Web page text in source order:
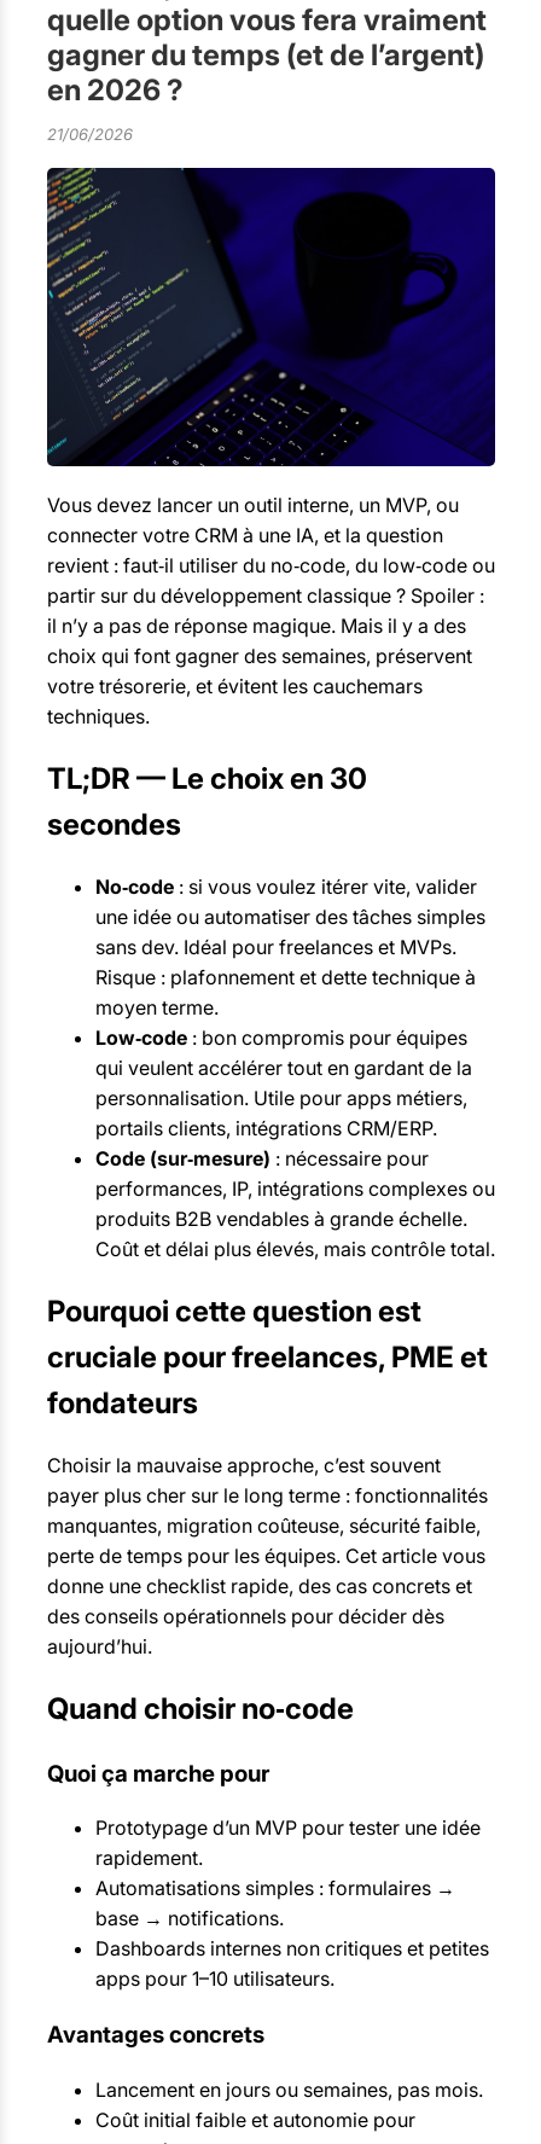
quelle option vous fera vraiment
gagner du temps (et de l’argent)
en 2026 ?
21/06/2026
Vous devez lancer un outil interne, un MVP, ou
connecter votre CRM à une IA, et la question
revient : faut‑il utiliser du no‑code, du low‑code ou
partir sur du développement classique ? Spoiler :
il n’y a pas de réponse magique. Mais il y a des
choix qui font gagner des semaines, préservent
votre trésorerie, et évitent les cauchemars
techniques.
TL;DR — Le choix en 30
secondes
No‑code: si vous voulez itérer vite, valider
une idée ou automatiser des tâches simples
sans dev. Idéal pour freelances et MVPs.
Risque : plafonnement et dette technique à
moyen terme.
Low‑code: bon compromis pour équipes
qui veulent accélérer tout en gardant de la
personnalisation. Utile pour apps métiers,
portails clients, intégrations CRM/ERP.
Code (sur‑mesure) : nécessaire pour
performances, IP, intégrations complexes ou
produits B2B vendables à grande échelle.
Coût et délai plus élevés, mais contrôle total.
Pourquoi cette question est
cruciale pour freelances, PME et
fondateurs
Choisir la mauvaise approche, c’est souvent
payer plus cher sur le long terme : fonctionnalités
manquantes, migration coûteuse, sécurité faible,
perte de temps pour les équipes. Cet article vous
donne une checklist rapide, des cas concrets et
des conseils opérationnels pour décider dès
aujourd’hui.
Quand choisir no‑code
Quoi ça marche pour
Prototypage d’un MVP pour tester une idée
rapidement.
Automatisations simples : formulaires →
base → notifications.
Dashboards internes non critiques et petites
apps pour 1–10 utilisateurs.
Avantages concrets
Lancement en jours ou semaines, pas mois.
Coût initial faible et autonomie pour